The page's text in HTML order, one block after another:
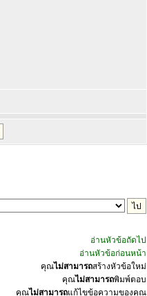
อ่านหัวข้อถัดไป
อ่านหัวข้อก่อนหน้า
คุณไม่สามารถสร้างหัวข้อใหม่
คุณไม่สามารถพิมพ์ตอบ
คุณไม่สามารถแก้ไขข้อความของคุณ